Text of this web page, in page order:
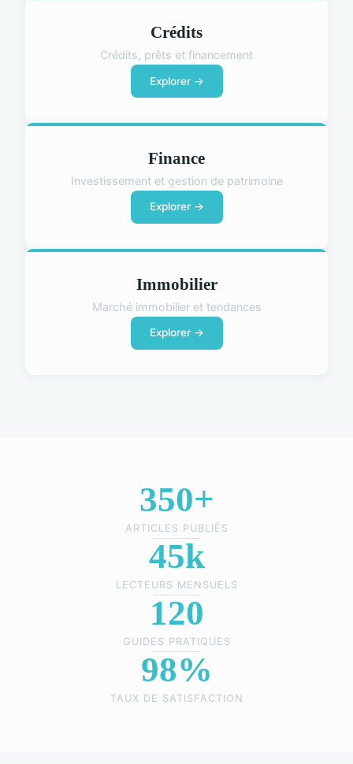
Crédits
Crédits, prêts et financement
Explorer →
Finance
Investissement et gestion de patrimoine
Explorer →
Immobilier
Marché immobilier et tendances
Explorer →
350+
ARTICLES PUBLIÉS
45k
LECTEURS MENSUELS
120
GUIDES PRATIQUES
98%
TAUX DE SATISFACTION